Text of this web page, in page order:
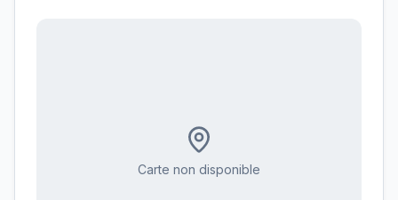
Carte non disponible